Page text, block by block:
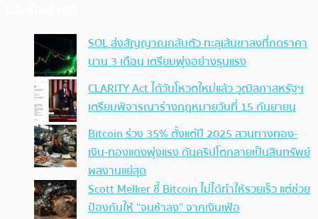
SOL ส่งสัญญาณกลับตัว ทะลุเส้นขาลงที่กดราคา
นาน 3 เดือน เตรียมพุ่งอย่างรุนแรง
CLARITY Act ได้วันโหวตใหม่แล้ว วุฒิสภาสหรัฐฯ
เตรียมพิจารณาร่างกฎหมายวันที่ 15 กันยายน
Bitcoin ร่วง 35% ตั้งแต่ปี 2025 สวนทางทอง-
เงิน-ทองแดงพุ่งแรง ดันคริปโตกลายเป็นสินทรัพย์
ผลงานแย่สุด
Scott Melker ชี้ Bitcoin ไม่ได้ทำให้รวยเร็ว แต่ช่วย
ป้องกันให้ “จนช้าลง” จากเงินเฟ้อ